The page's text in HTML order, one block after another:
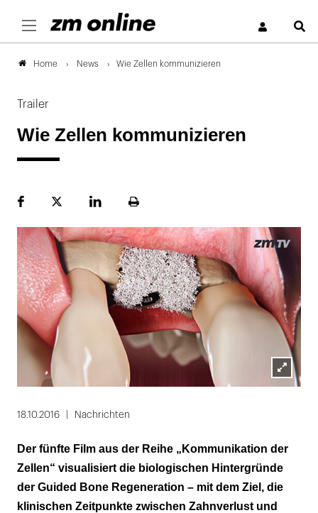
Home News Wie Zellen kommunizieren
Trailer
Wie Zellen kommunizieren
FacebookPlattformLinekdInSeite
Lightbox
18.10.2016 Nachrichten
Der fünfte Film aus der Reihe „Kommunikation der
Zellen“ visualisiert die biologischen Hintergründe
der Guided Bone Regeneration – mit dem Ziel, die
klinischen Zeitpunkte zwischen Zahnverlust und